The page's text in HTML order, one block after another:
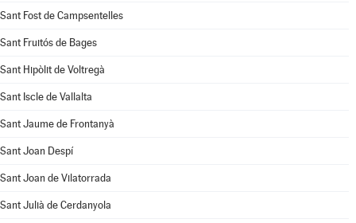
Sant Fost de Campsentelles
Sant Fruitós de Bages
Sant Hipòlit de Voltregà
Sant Iscle de Vallalta
Sant Jaume de Frontanyà
Sant Joan Despí
Sant Joan de Vilatorrada
Sant Julià de Cerdanyola